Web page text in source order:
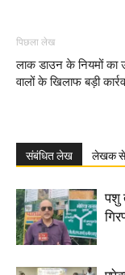
पिछला लेख
लाक डाउन के नियमों
वालों के खिलाफ बड़ी
संबंधित लेख लेखक
पशु